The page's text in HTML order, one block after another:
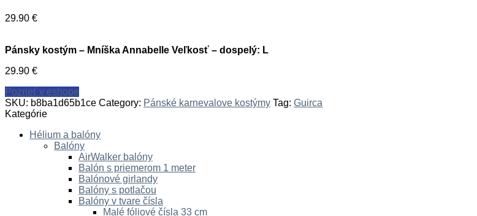
29.90 €
Pánsky kostým – Mníška Annabelle Veľkosť – dospelý: L
29.90 €
Pozrieť v eshope
SKU: b8ba1d65b1ce Category: Pánské karnevalove kostýmy Tag: Guirca
Kategórie
Hélium a balóny
Balóny
AirWalker balóny
Balón s priemerom 1 meter
Balónové girlandy
Balóny s potlačou
Balóny v tvare čísla
Malé fóliové čísla 33 cm